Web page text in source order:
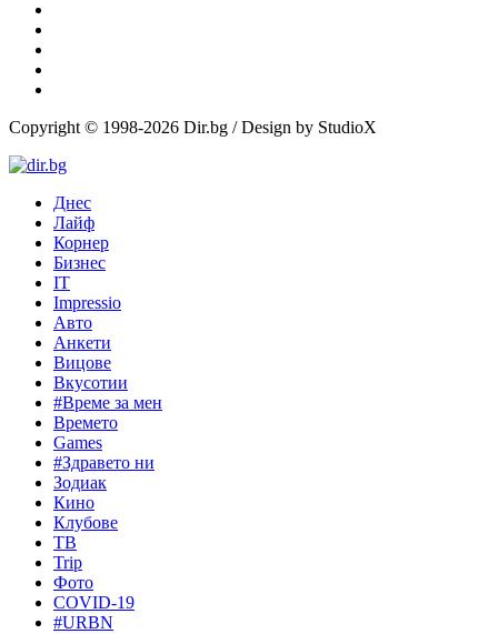
Copyright © 1998-2026 Dir.bg / Design by StudioX
Днес
Лайф
Корнер
Бизнес
IT
Impressio
Авто
Анкети
Вицове
Вкусотии
#Време за мен
Времето
Games
#Здравето ни
Зодиак
Кино
Клубове
ТВ
Trip
Фото
COVID-19
#URBN